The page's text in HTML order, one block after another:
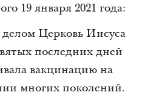
19 января 2021 года:
Церковь Иисуса
последних дней
вакцинацию на
многих поколений.